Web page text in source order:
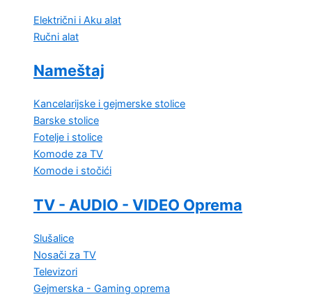
Električni i Aku alat
Ručni alat
Nameštaj
Kancelarijske i gejmerske stolice
Barske stolice
Fotelje i stolice
Komode za TV
Komode i stočići
TV - AUDIO - VIDEO Oprema
Slušalice
Nosači za TV
Televizori
Gejmerska - Gaming oprema